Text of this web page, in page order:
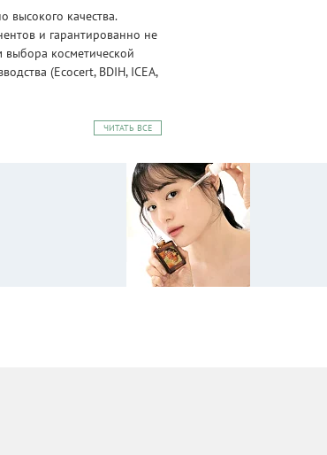
высокого качества.
и гарантированно не
выбора косметической
(Ecocert, BDIH, ICEA,
ЧИТАТЬ ВСЕ